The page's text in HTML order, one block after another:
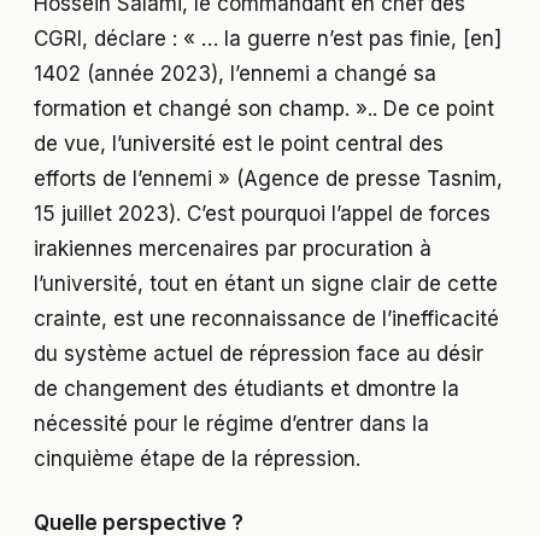
CGRI, déclare : « … la guerre n’est pas finie, [en]
1402 (année 2023), l’ennemi a changé sa
formation et changé son champ. ».. De ce point
de vue, l’université est le point central des
efforts de l’ennemi » (Agence de presse Tasnim,
15 juillet 2023). C’est pourquoi l’appel de forces
irakiennes mercenaires par procuration à
l’université, tout en étant un signe clair de cette
crainte, est une reconnaissance de l’inefficacité
du système actuel de répression face au désir
de changement des étudiants et dmontre la
nécessité pour le régime d’entrer dans la
cinquième étape de la répression.
Quelle perspective ?